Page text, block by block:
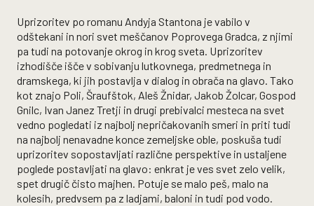
Uprizoritev po romanu Andyja Stantona je vabilo v
odštekani in nori svet meščanov Poprovega Gradca, z njimi
pa tudi na potovanje okrog in krog sveta. Uprizoritev
izhodišče išče v sobivanju lutkovnega, predmetnega in
dramskega, ki jih postavlja v dialog in obrača na glavo. Tako
kot znajo Poli, Šraufštok, Aleš Žnidar, Jakob Žolcar, Gospod
Gnilc, Ivan Janez Tretji in drugi prebivalci mesteca na svet
vedno pogledati iz najbolj nepričakovanih smeri in priti tudi
na najbolj nenavadne konce zemeljske oble, poskuša tudi
uprizoritev sopostavljati različne perspektive in ustaljene
poglede postavljati na glavo: enkrat je ves svet zelo velik,
spet drugič čisto majhen. Potuje se malo peš, malo na
kolesih, predvsem pa z ladjami, baloni in tudi pod vodo.